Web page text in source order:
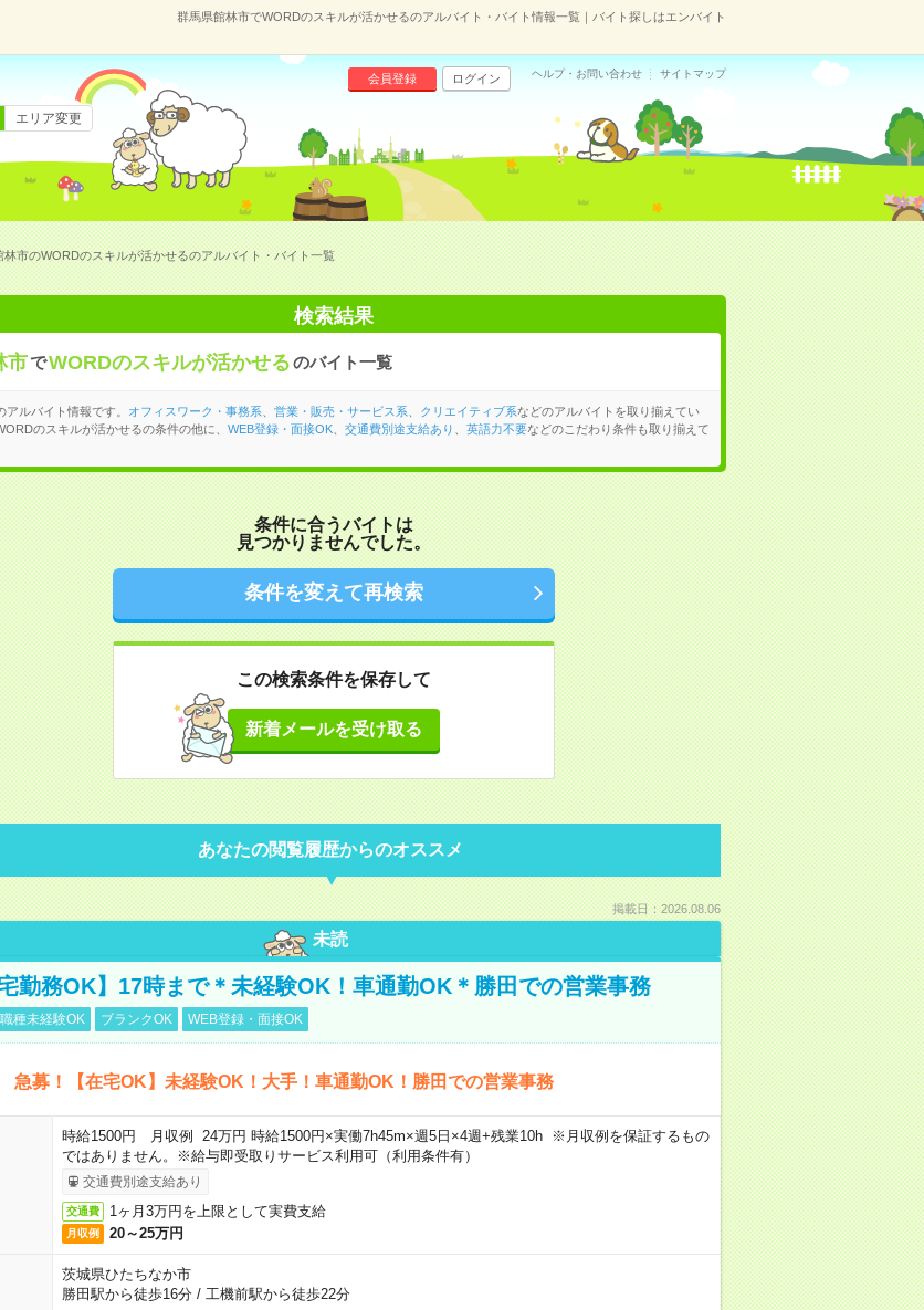
群馬県館林市でWORDのスキルが活かせるのアルバイト・バイト情報一覧｜バイト探しはエンバイト
会員登録 ログイン ヘルプ・お問い合わせ サイトマップ
エリア変更
林市のWORDのスキルが活かせるのアルバイト・バイト一覧
検索結果
市でWORDのスキルが活かせるのバイト一覧
アルバイト情報です。 オフィスワーク・事務系 営業・販売・サービス系 クリエイティブ系などのアルバイトを取り揃えてい
のスキルが活かせるの条件の他に、 WEB登録・面接OK、 交通費別途支給あり 英語力不要などのこだわり条件も取り揃えて
条件に合うバイトは
見つかりませんでした。
条件を変えて再検索
この検索条件を保存して
新着メールを受け取る
あなたの閲覧履歴からのオススメ
掲載日：2026.08.06
未読
宅勤務OK】17時まで＊未経験OK！車通勤OK＊勝田での営業事務
職種未経験OK ブランクOK WEB登録・面接OK
急募！【在宅OK】未経験OK！大手！車通勤OK！勝田での営業事務
時給1500円 月収例 24万円 時給1500円×実働7h45m×週5日×4週+残業10h ※月収例を保証するもの
ではありません。※給与即受取りサービス利用可（利用条件有）
交通費別途支給あり
交通費 1ヶ月3万円を上限として実費支給
月収例 20～25万円
茨城県ひたちなか市
勝田駅から徒歩16分/ 工機前駅から徒歩22分